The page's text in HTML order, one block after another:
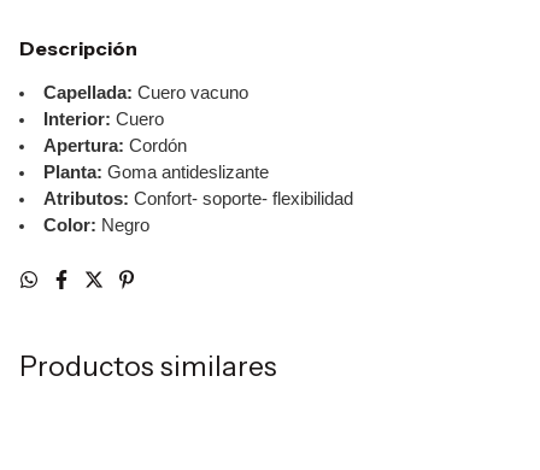
Descripción
Capellada: Cuero vacuno
Interior: Cuero
Apertura: Cordón
Planta: Goma antideslizante
Atributos: Confort- soporte- flexibilidad
Color: Negro
Productos similares